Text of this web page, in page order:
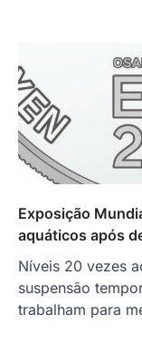
Exposição
aquáticos após
Níveis 20 vezes
suspensão
trabalham para